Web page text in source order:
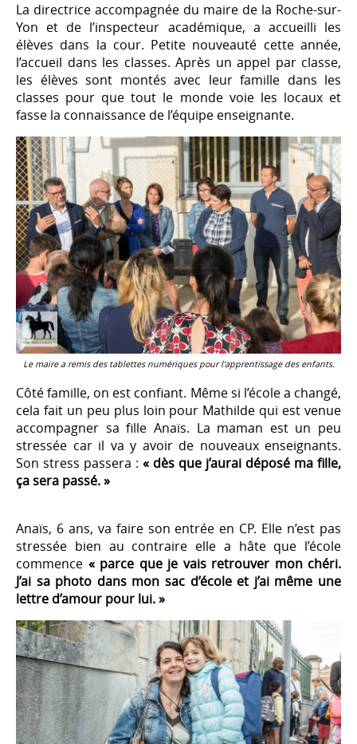
La directrice accompagnée du maire de la Roche-sur-
Yon et de l’inspecteur académique, a accueilli les
élèves dans la cour. Petite nouveauté cette année,
l’accueil dans les classes. Après un appel par classe,
les élèves sont montés avec leur famille dans les
classes pour que tout le monde voie les locaux et
fasse la connaissance de l’équipe enseignante.
Le maire a remis des tablettes numériques pour l'apprentissage des enfants.
Côté famille, on est confiant. Même si l’école a changé,
cela fait un peu plus loin pour Mathilde qui est venue
accompagner sa fille Anaïs. La maman est un peu
stressée car il va y avoir de nouveaux enseignants.
Son stress passera : « dès que j’aurai déposé ma fille,
ça sera passé. »
Anaïs, 6 ans, va faire son entrée en CP. Elle n’est pas
stressée bien au contraire elle a hâte que l’école
commence « parce que je vais retrouver mon chéri.
J’ai sa photo dans mon sac d’école et j’ai même une
lettre d’amour pour lui. »